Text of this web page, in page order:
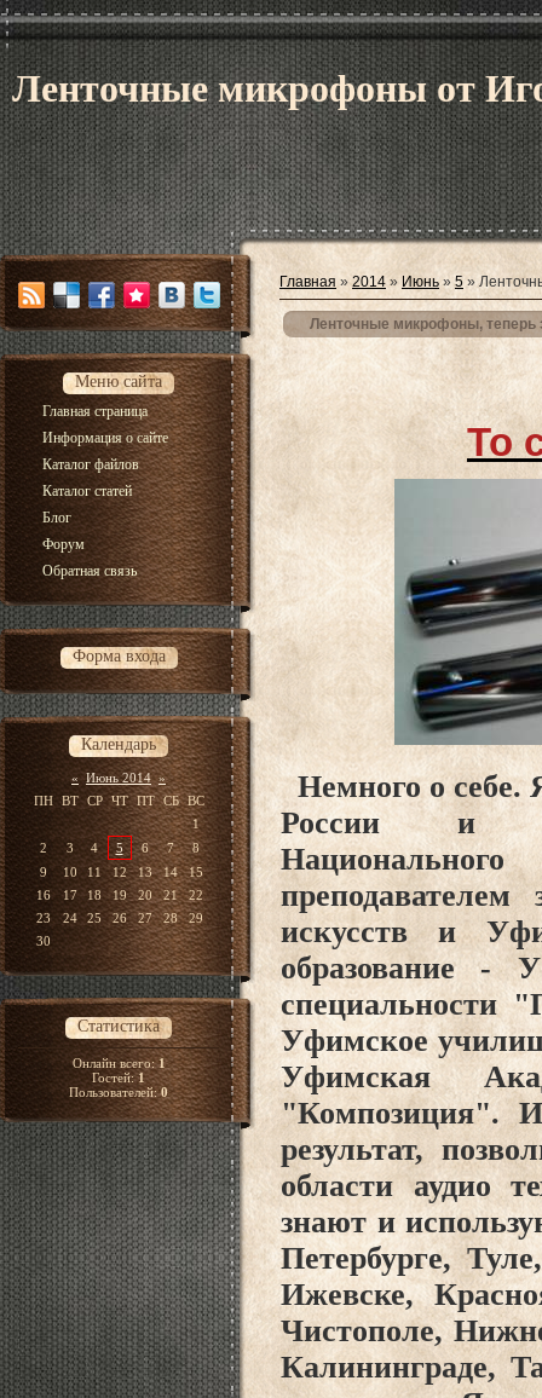
Ленточные микрофоны от
Меню сайта
Главная страница
Информация о сайте
Каталог файлов
Каталог статей
Блог
Форум
Обратная связь
Форма входа
Календарь
« Июнь 2014 »
ПН ВТ СР ЧТ ПТ СБ ВС
1
2
3 4 5 6 7
8
9
10 11 12 13 14
15
16
17 18 19 20 21
22
23
24 25 26 27 28
29
30
Статистика
Онлайн всего:1
Гостей:1
Пользователей:0
Главная » 2014 » Июнь » 5 »
Ленточные микрофоны,
To
Немного о себе.
России и
искусств и
образование -
специальности
Уфимское
Уфимская
"Композиция".
результат,
области аудио
знают и
Петербурге,
Ижевске,
Чистополе,
Калининграде,